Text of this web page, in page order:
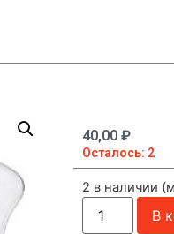
40,00 ₽
Осталось: 2
2 в наличии
В